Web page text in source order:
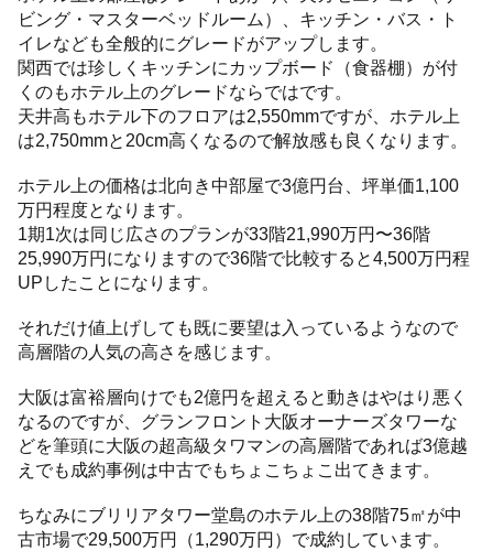
ビング・マスターベッドルーム）、キッチン・バス・ト
イレなども全般的にグレードがアップします。
関西では珍しくキッチンにカップボード（食器棚）が付
くのもホテル上のグレードならではです。
天井高もホテル下のフロアは2,550mmですが、ホテル上
は2,750mmと20cm高くなるので解放感も良くなります。
ホテル上の価格は北向き中部屋で3億円台、坪単価1,100
万円程度となります。
1期1次は同じ広さのプランが33階21,990万円〜36階
25,990万円になりますので36階で比較すると4,500万円程
UPしたことになります。
それだけ値上げしても既に要望は入っているようなので
高層階の人気の高さを感じます。
大阪は富裕層向けでも2億円を超えると動きはやはり悪く
なるのですが、グランフロント大阪オーナーズタワーな
どを筆頭に大阪の超高級タワマンの高層階であれば3億越
えでも成約事例は中古でもちょこちょこ出てきます。
ちなみにブリリアタワー堂島のホテル上の38階75㎡が中
古市場で29,500万円（1,290万円）で成約しています。